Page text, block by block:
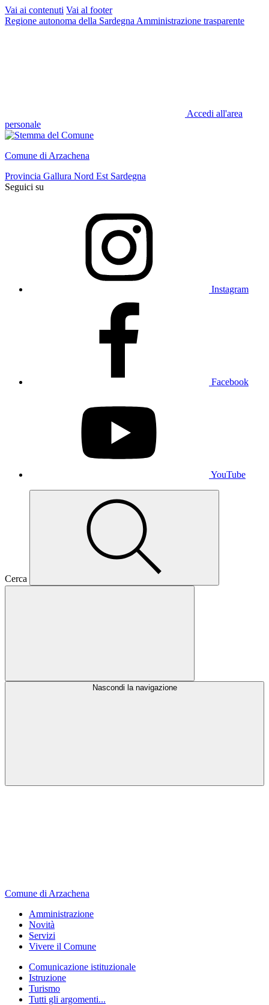
Vai ai contenuti Vai al footer
Regione autonoma della Sardegna Amministrazione trasparente
Accedi all'area
personale
Comune di Arzachena
Provincia Gallura Nord Est Sardegna
Seguici su
Instagram
Facebook
YouTube
Cerca
Nascondi la navigazione
Comune di Arzachena
Amministrazione
Novità
Servizi
Vivere il Comune
Comunicazione istituzionale
Istruzione
Turismo
Tutti gli argomenti...